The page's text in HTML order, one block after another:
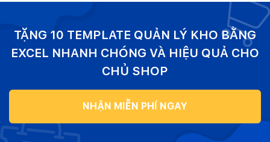
TẶNG 10 TEMPLATE QUẢN LÝ KHO BẰNG
EXCEL NHANH CHÓNG VÀ HIỆU QUẢ CHO
CHỦ SHOP
NHẬN MIỄN PHÍ NGAY